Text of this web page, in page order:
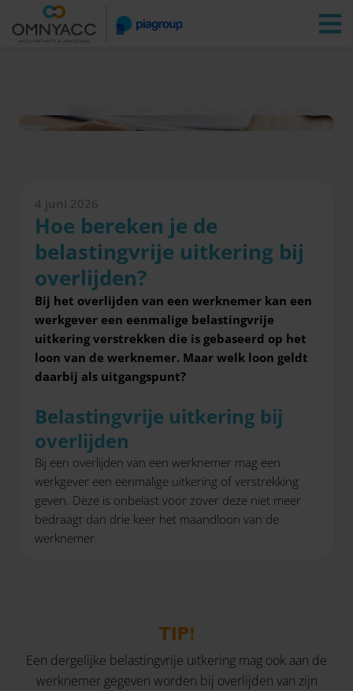
Vestigingen Zoeken
4 juni 2026
Hoe bereken je de
belastingvrije uitkering bij
overlijden?
Bij het overlijden van een werknemer kan een
werkgever een eenmalige belastingvrije
uitkering verstrekken die is gebaseerd op het
loon van de werknemer. Maar welk loon geldt
daarbij als uitgangspunt?
Belastingvrije uitkering bij
overlijden
Bij een overlijden van een werknemer mag een
werkgever een eenmalige uitkering of verstrekking
geven. Deze is onbelast voor zover deze niet meer
bedraagt dan drie keer het maandloon van de
werknemer.
TIP!
Een dergelijke belastingvrije uitkering mag ook aan de
werknemer gegeven worden bij overlijden van zijn